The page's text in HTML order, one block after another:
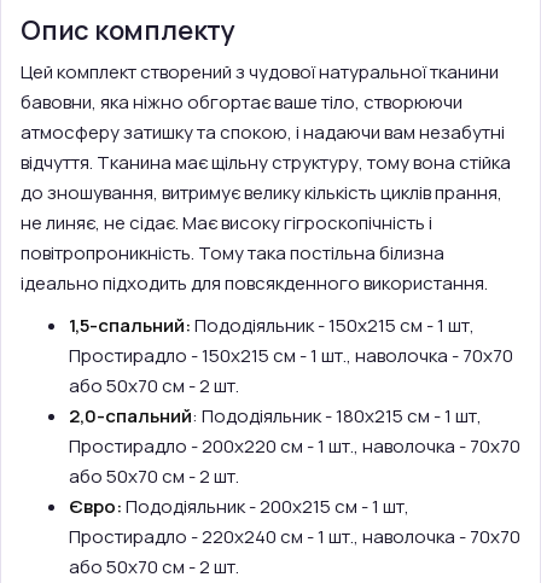
Опис комплекту
Цей комплект створений з чудової натуральної тканини
бавовни, яка ніжно обгортає ваше тіло, створюючи
атмосферу затишку та спокою, і надаючи вам незабутні
відчуття. Тканина має щільну структуру, тому вона стійка
до зношування, витримує велику кількість циклів прання,
не линяє, не сідає. Має високу гігроскопічність і
повітропроникність. Тому така постільна білизна
ідеально підходить для повсякденного використання.
1,5-спальний:Пододіяльник - 150х215 см - 1 шт,
Простирадло - 150х215 см - 1 шт., наволочка - 70х70
або 50х70 см - 2 шт.
2,0-спальний: Пододіяльник - 180х215 см - 1 шт,
Простирадло - 200х220 см - 1 шт., наволочка - 70х70
або 50х70 см - 2 шт.
Євро:Пододіяльник - 200х215 см - 1 шт,
Простирадло - 220х240 см - 1 шт., наволочка - 70х70
або 50х70 см - 2 шт.